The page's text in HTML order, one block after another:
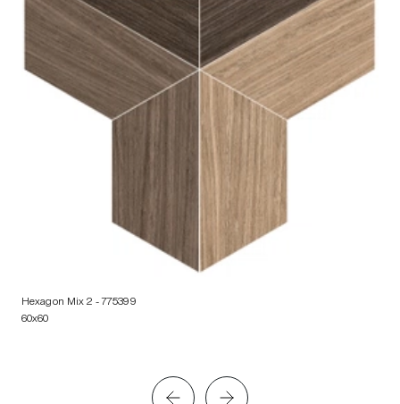
Hexagon Mix 2 - 775399
60x60